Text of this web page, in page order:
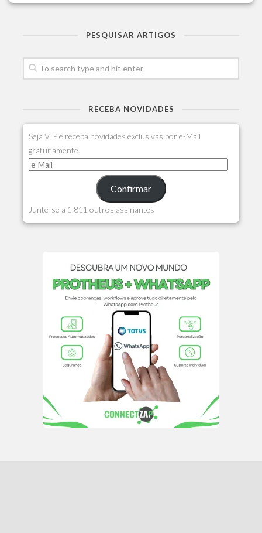
PESQUISAR ARTIGOS
RECEBA NOVIDADES
Seja VIP e receba novidades exclusivas por e-Mail
gratuitamente.
Confirmar
Junte-se a 1.811 outros assinantes